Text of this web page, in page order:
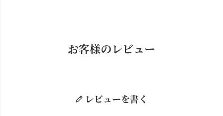
お客様のレビュー
レビューを書く